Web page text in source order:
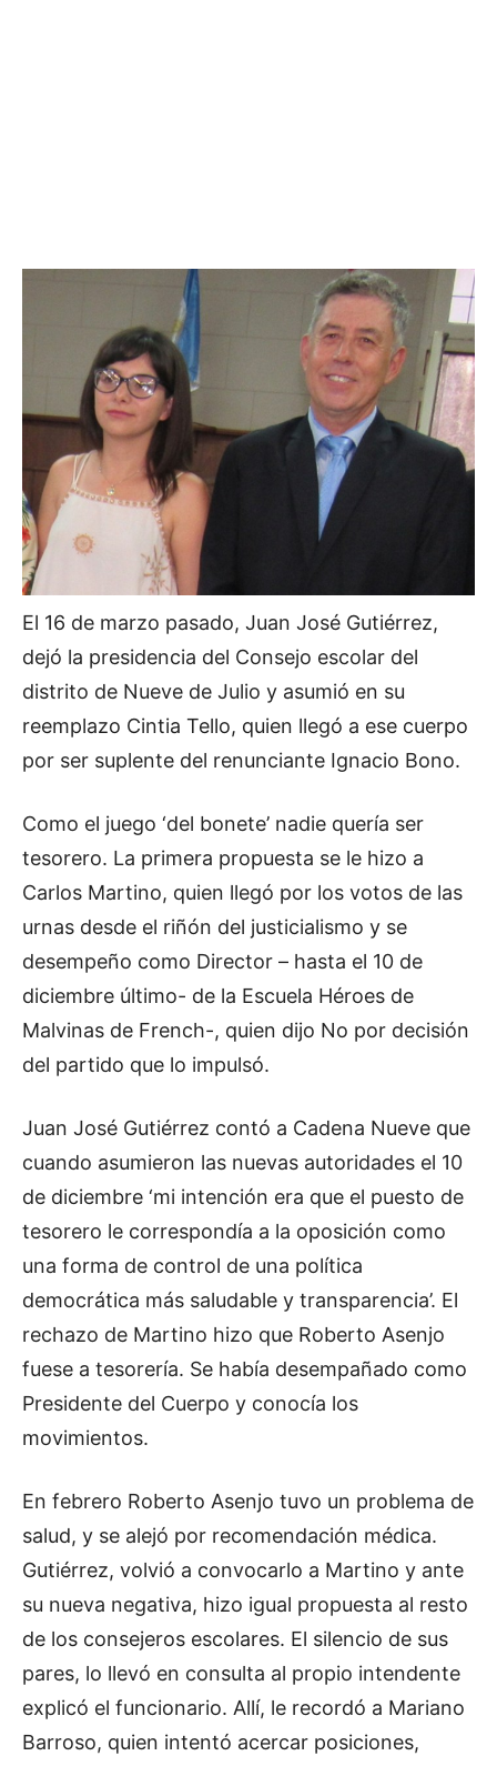
El 16 de marzo pasado, Juan José Gutiérrez,
dejó la presidencia del Consejo escolar del
distrito de Nueve de Julio y asumió en su
reemplazo Cintia Tello, quien llegó a ese cuerpo
por ser suplente del renunciante Ignacio Bono.
Como el juego ‘del bonete’ nadie quería ser
tesorero. La primera propuesta se le hizo a
Carlos Martino, quien llegó por los votos de las
urnas desde el riñón del justicialismo y se
desempeño como Director – hasta el 10 de
diciembre último- de la Escuela Héroes de
Malvinas de French-, quien dijo No por decisión
del partido que lo impulsó.
Juan José Gutiérrez contó a Cadena Nueve que
cuando asumieron las nuevas autoridades el 10
de diciembre ‘mi intención era que el puesto de
tesorero le correspondía a la oposición como
una forma de control de una política
democrática más saludable y transparencia’. El
rechazo de Martino hizo que Roberto Asenjo
fuese a tesorería. Se había desempañado como
Presidente del Cuerpo y conocía los
movimientos.
En febrero Roberto Asenjo tuvo un problema de
salud, y se alejó por recomendación médica.
Gutiérrez, volvió a convocarlo a Martino y ante
su nueva negativa, hizo igual propuesta al resto
de los consejeros escolares. El silencio de sus
pares, lo llevó en consulta al propio intendente
explicó el funcionario. Allí, le recordó a Mariano
Barroso, quien intentó acercar posiciones,